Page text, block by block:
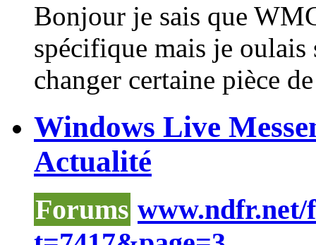
Bonjour je sais que
spécifique mais je
changer certaine pièce
Windows Live
Actualité
Forums www.ndfr.net/